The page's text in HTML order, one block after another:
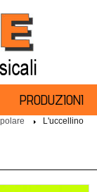
PRODUZIONI
L'uccellino